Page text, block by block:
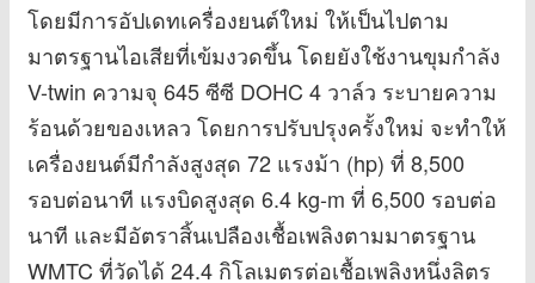
โดยมีการอัปเดทเครื่องยนต์ใหม่ ให้เป็นไปตาม
มาตรฐานไอเสียที่เข้มงวดขึ้น โดยยังใช้งานขุมกำลัง
V-twin ความจุ 645 ซีซี DOHC 4 วาล์ว ระบายความ
ร้อนด้วยของเหลว โดยการปรับปรุงครั้งใหม่ จะทำให้
เครื่องยนต์มีกำลังสูงสุด 72 แรงม้า (hp) ที่ 8,500
รอบต่อนาที แรงบิดสูงสุด 6.4 kg-m ที่ 6,500 รอบต่อ
นาที และมีอัตราสิ้นเปลืองเชื้อเพลิงตามมาตรฐาน
WMTC ที่วัดได้ 24.4 กิโลเมตรต่อเชื้อเพลิงหนึ่งลิตร